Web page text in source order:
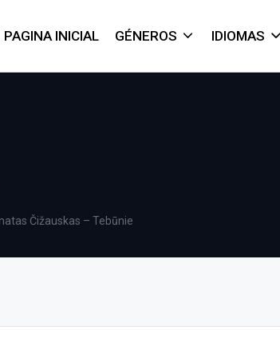
PAGINA INICIAL GÉNEROS IDIOMAS
Čižauskas – Tebūnie